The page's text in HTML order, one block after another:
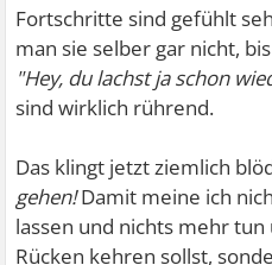
Fortschritte sind gefühlt
man sie selber gar nicht,
"Hey, du lachst ja schon
sind wirklich rührend.
Das klingt jetzt ziemlich
gehen!Damit meine ich
lassen und nichts mehr
Rücken kehren sollst,